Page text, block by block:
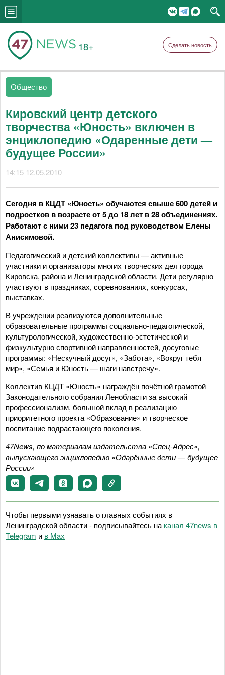
18+ Сделать новость
Общество
Кировский центр детского
творчества «Юность» включен в
энциклопедию «Одаренные дети —
будущее России»
14:15 12.05.2010
Сегодня в КЦДТ «Юность» обучаются свыше 600 детей и
подростков в возрасте от 5 до 18 лет в 28 объединениях.
Работают с ними 23 педагога под руководством Елены
Анисимовой.
Педагогический и детский коллективы — активные
участники и организаторы многих творческих дел города
Кировска, района и Ленинградской области. Дети регулярно
участвуют в праздниках, соревнованиях, конкурсах,
выставках.
В учреждении реализуются дополнительные
образовательные программы социально-педагогической,
культурологической, художественно-эстетической и
физкультурно спортивной направленностей, досуговые
программы: «Нескучный досуг», «Забота», «Вокруг тебя
мир», «Семья и Юность — шаги навстречу».
Коллектив КЦДТ «Юность» награждён почётной грамотой
Законодательного собрания Ленобласти за высокий
профессионализм, большой вклад в реализацию
приоритетного проекта «Образование» и творческое
воспитание подрастающего поколения.
47News, по материалам издательства «Спец-Адрес»,
выпускающего энциклопедию «Одарённые дети — будущее
России»
Чтобы первыми узнавать о главных событиях в
Ленинградской области - подписывайтесь на канал 47news в
Telegram и в Maх